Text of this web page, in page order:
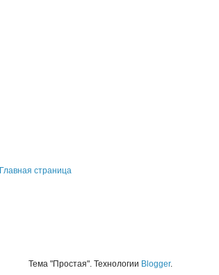
Главная страница
Тема "Простая". Технологии Blogger.